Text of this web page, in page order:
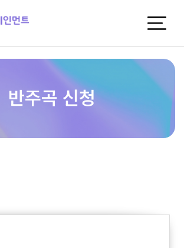
반주곡 신청